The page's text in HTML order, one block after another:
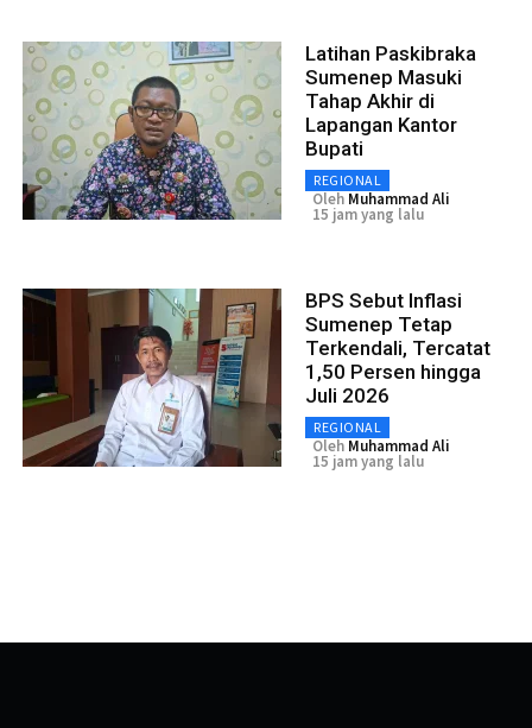
Latihan Paskibraka
Sumenep Masuki
Tahap Akhir di
Lapangan Kantor
Bupati
REGIONAL
Oleh Muhammad Ali
15 jam yang lalu
BPS Sebut Inflasi
Sumenep Tetap
Terkendali, Tercatat
1,50 Persen hingga
Juli 2026
REGIONAL
Oleh Muhammad Ali
15 jam yang lalu